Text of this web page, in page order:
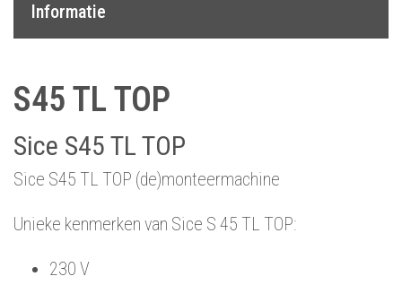
Informatie
S45 TL TOP
Sice S45 TL TOP
Sice S45 TL TOP (de)monteermachine
Unieke kenmerken van Sice S 45 TL TOP:
230 V